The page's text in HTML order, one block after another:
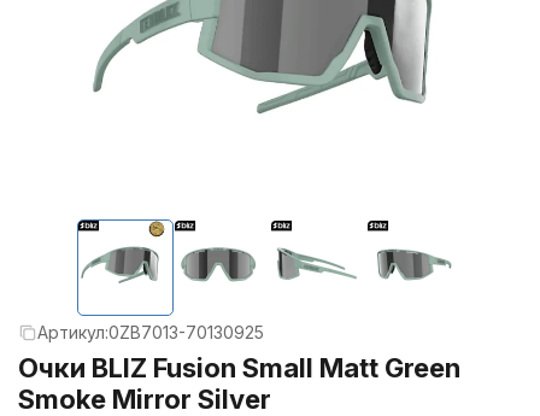
Артикул:0ZB7013-70130925
Очки BLIZ Fusion Small Matt Green
Smoke Mirror Silver